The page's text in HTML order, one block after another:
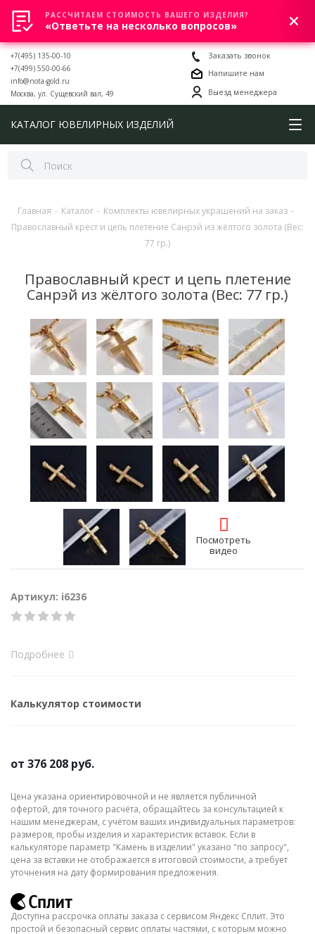
0
+7(495) 135-00-10
+7(499) 550-00-66
info@nota-gold.ru
Москва, ул. Сущевский вал, 49
Заказать звонок
Напишите нам
Выезд менеджера
КАТАЛОГ ЮВЕЛИРНЫХ ИЗДЕЛИЙ
Главная - Каталог - Комплекты ювелирных украшений на заказ -
Православный крест и цепь плетение Санрэй из жёлтого золота (Вес:
77 гр.)
Православный крест и цепь плетение
Санрэй из жёлтого золота (Вес: 77 гр.)
Посмотреть
видео
Артикул: i6236
Подробнее
Калькулятор стоимости
от 376 208 руб.
Цена указана ориентировочной и не является публичной
офертой, для точного расчёта, обращайтесь за консультацией к
нашим менеджерам, с учётом ваших индивидуальных параметров:
размеров, пробы изделия и характеристик вставок. Если в
калькуляторе параметр "Камень в изделии" указано "по запросу",
цена за вставки не отображается в итоговой стоимости, а требует
уточнения на дату формирования предложения.
Доступна рассрочка оплаты заказа с сервисом Яндекс Сплит. Это
простой и безопасный сервис оплаты частями, с которым можно
РАССЧИТАЕМ СТОИМОСТЬ ВАШЕГО ИЗДЕЛИЯ?
«Ответьте на несколько вопросов»